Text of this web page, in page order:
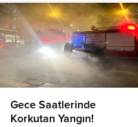
Gece Saatlerinde
Korkutan Yangın!